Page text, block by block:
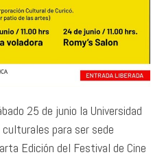
25 de junio la Universidad
para ser sede
Edición del Festival de Cine